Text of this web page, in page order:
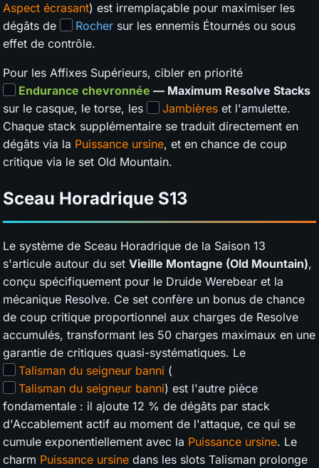
Aspect écrasant) est irremplaçable pour maximiser les
dégâts de
Rocher sur les ennemis Étournés ou sous
effet de contrôle.
Pour les Affixes Supérieurs, cibler en priorité
Endurance chevronnée — Maximum Resolve Stacks
sur le casque, le torse, les
Jambières et l'amulette.
Chaque stack supplémentaire se traduit directement en
dégâts via la Puissance ursine, et en chance de coup
critique via le set Old Mountain.
Sceau Horadrique S13
Le système de Sceau Horadrique de la Saison 13
s'articule autour du set Vieille Montagne (Old Mountain),
conçu spécifiquement pour le Druide Werebear et la
mécanique Resolve. Ce set confère un bonus de chance
de coup critique proportionnel aux charges de Resolve
accumulés, transformant les 50 charges maximaux en une
garantie de critiques quasi-systématiques. Le
Talisman du seigneur banni (
Talisman du seigneur banni) est l'autre pièce
fondamentale : il ajoute 12 % de dégâts par stack
d'Accablement actif au moment de l'attaque, ce qui se
cumule exponentiellement avec la Puissance ursine. Le
charm Puissance ursine dans les slots Talisman prolonge